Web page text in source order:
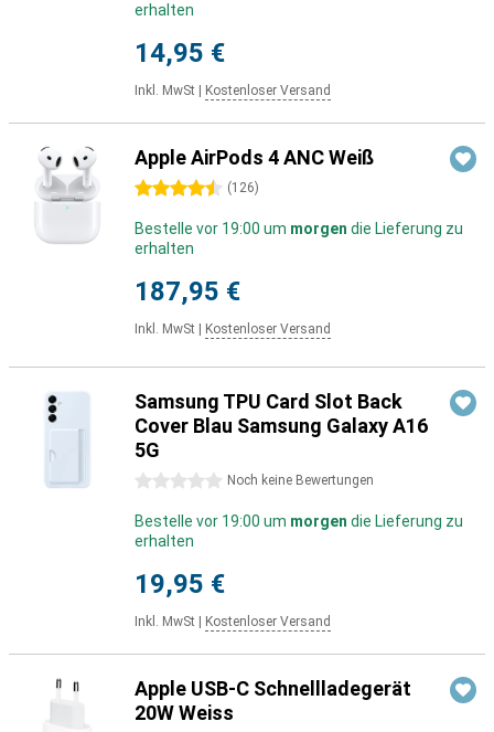
erhalten
14,95 €
Inkl. MwSt Kostenloser Versand
Apple AirPods 4 ANC Weiß
4.5 Sterne (126)
Bestelle vor 19:00 um morgen die Lieferung zu
erhalten
187,95 €
Inkl. MwSt Kostenloser Versand
Samsung TPU Card Slot Back
Cover Blau Samsung Galaxy A16
5G
0 Sterne Noch keine Bewertungen
Bestelle vor 19:00 um morgen die Lieferung zu
erhalten
19,95 €
Inkl. MwSt Kostenloser Versand
Apple USB-C Schnellladegerät
20W Weiss